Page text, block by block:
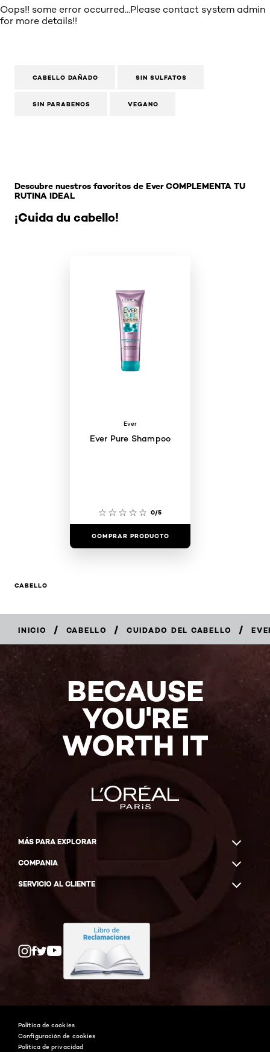
Oops!! some error occurred...Please contact system admin
for more details!!
CABELLO DAÑADO SIN SULFATOS
SIN PARABENOS VEGANO
¡Cuida du cabello!
Descubre nuestros favoritos de Ever COMPLEMENTA TU
RUTINA IDEAL
Ever
Ever Pure Shampoo
0/5
COMPRAR PRODUCTO
CABELLO
INICIO / CABELLO / CUIDADO DEL CABELLO /
EN
BECAUSE
YOU'RE
WORTH IT
MÁS PARA EXPLORAR
COMPANIA
SERVICIO AL CLIENTE
Facebook
YouTube
Política de cookies
Configuración de cookies
Política de privacidad